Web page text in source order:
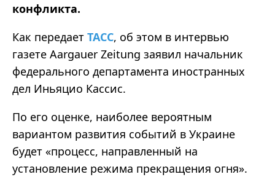
конфликта.
Как передает ТАСС, об этом в интервью
газете Aargauer Zeitung заявил начальник
федерального департамента иностранных
дел Иньяцио Кассис.
По его оценке, наиболее вероятным
вариантом развития событий в Украине
будет «процесс, направленный на
установление режима прекращения огня».